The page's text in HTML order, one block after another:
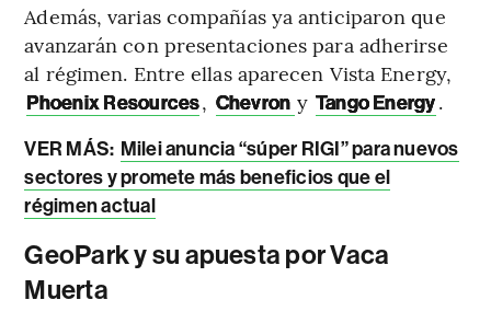
Además, varias compañías ya anticiparon que
avanzarán con presentaciones para adherirse
al régimen. Entre ellas aparecen Vista Energy,
Phoenix Resources, Chevron y Tango Energy.
VER MÁS: Milei anuncia “súper RIGI” para nuevos
sectores y promete más beneficios que el
régimen actual
GeoPark y su apuesta por Vaca
Muerta